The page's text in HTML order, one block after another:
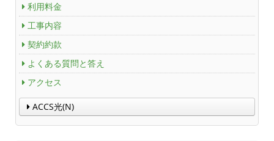
利用料金
工事内容
契約約款
よくある質問と答え
アクセス
ACCS光(N)
ＡＣＣＳ番組基準
放送番組審議会議事録
個人情報保護方針